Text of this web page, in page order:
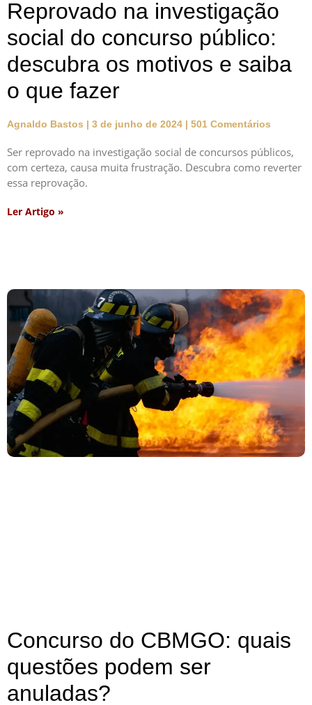
Reprovado na investigação
social do concurso público:
descubra os motivos e saiba
o que fazer
Agnaldo Bastos 3 de junho de 2024 501 Comentários
Ser reprovado na investigação social de concursos públicos,
com certeza, causa muita frustração. Descubra como reverter
essa reprovação.
Ler Artigo »
Concurso do CBMGO: quais
questões podem ser
anuladas?